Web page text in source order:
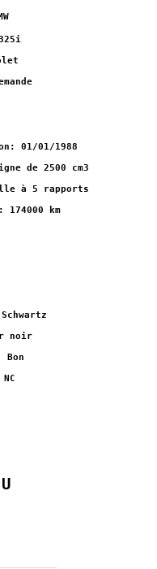
325i
01/01/1988
de 2500 cm3
à 5 rapports
km
noir
Bon